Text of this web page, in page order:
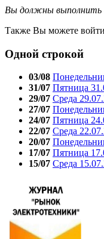
Вы должны выполнить
Также Вы можете войти
Одной строкой
03/08
31/07 Пятница
29/07 Среда
27/07
24/07 Пятница
22/07 Среда
20/07
17/07 Пятница
15/07 Среда